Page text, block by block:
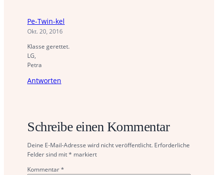
Pe-Twin-kel
Okt. 20, 2016
Klasse gerettet.
LG,
Petra
Antworten
Schreibe einen Kommentar
Deine E-Mail-Adresse wird nicht veröffentlicht. Erforderliche
Felder sind mit* markiert
Kommentar*